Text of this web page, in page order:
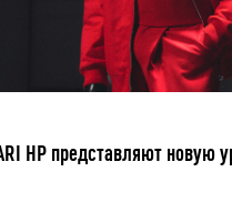
HP представляют